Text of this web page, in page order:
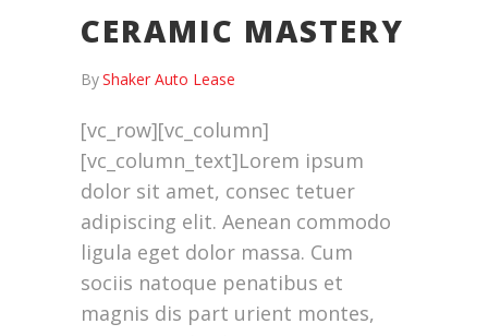
CERAMIC MASTERY
ByShaker Auto Lease
[vc_row][vc_column]
[vc_column_text]Lorem ipsum
dolor sit amet, consec tetuer
adipiscing elit. Aenean commodo
ligula eget dolor massa. Cum
sociis natoque penatibus et
magnis dis part urient montes,